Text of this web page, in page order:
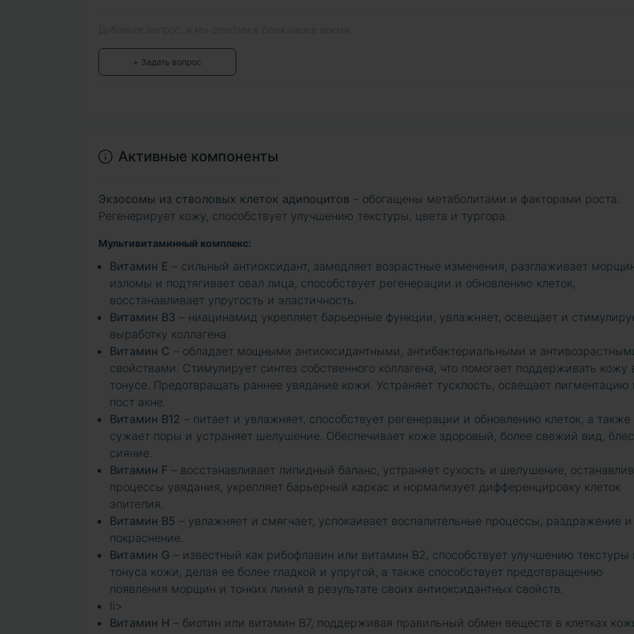
+ Задать вопрос
Активные компоненты
Экзосомы из стволовых клеток адипоцитов – обогащены метаболитами и факторами роста.
Регенерирует кожу, способствует улучшению текстуры, цвета и тургора.
Мультивитаминный комплекс:
Витамин Е – сильный антиоксидант, замедляет возрастные изменения, разглаживает
изломы и подтягивает овал лица, способствует регенерации и обновлению клеток,
восстанавливает упругость и эластичность.
Витамин ВЗ – ниацинамид укрепляет барьерные функции, увлажняет, освещает и
выработку коллагена.
Витамин С – обладает мощными антиоксидантными, антибактериальными и
свойствами. Стимулирует синтез собственного коллагена, что помогает поддерживать кожу
тонусе. Предотвращать раннее увядание кожи. Устраняет тусклость, освещает пигментацию
пост акне.
Витамин В12 – питает и увлажняет, способствует регенерации и обновлению клеток, а также
сужает поры и устраняет шелушение. Обеспечивает коже здоровый, более свежий вид,
сияние.
Витамин F – восстанавливает липидный баланс, устраняет сухость и шелушение,
процессы увядания, укрепляет барьерный каркас и нормализует дифференцировку клеток
эпителия.
Витамин В5 – увлажняет и смягчает, успокаивает воспалительные процессы, раздражение и
покраснение.
Витамин G – известный как рибофлавин или витамин B2, способствует улучшению текстуры
тонуса кожи, делая ее более гладкой и упругой, а также способствует предотвращению
появления морщин и тонких линий в результате своих антиоксидантных свойств.
li>
Витамин Н – биотин или витамин B7, поддерживая правильный обмен веществ в клетках